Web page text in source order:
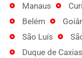
Manaus
Belém
São Luís
Duque de Caxias